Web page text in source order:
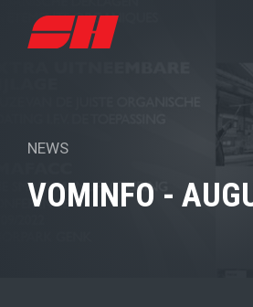
NEWS
VOMINFO -